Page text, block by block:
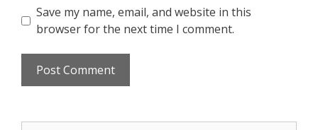
Save my name, email, and website in this
browser for the next time I comment.